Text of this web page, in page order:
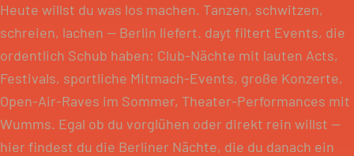
Heute willst du was los machen. Tanzen, schwitzen,
schreien, lachen — Berlin liefert. dayt filtert Events, die
ordentlich Schub haben: Club-Nächte mit lauten Acts,
Festivals, sportliche Mitmach-Events, große Konzerte,
Open-Air-Raves im Sommer, Theater-Performances mit
Wumms. Egal ob du vorglühen oder direkt rein willst —
hier findest du die Berliner Nächte, die du danach ein